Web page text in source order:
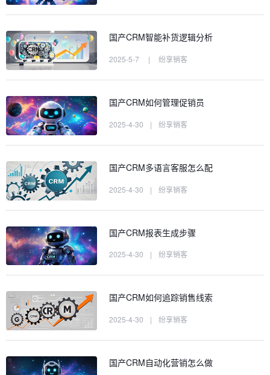
国产CRM智能补货逻辑分析
2025-5-7 | 纷享销客
国产CRM如何管理促销员
2025-4-30 | 纷享销客
国产CRM多语言客服怎么配
2025-4-30 | 纷享销客
国产CRM报表生成步骤
2025-4-30 | 纷享销客
国产CRM如何追踪销售线索
2025-4-30 | 纷享销客
国产CRM自动化营销怎么做